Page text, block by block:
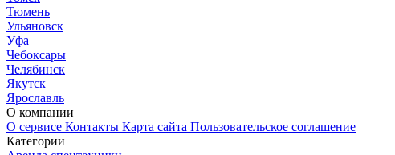
Тюмень
Ульяновск
Уфа
Чебоксары
Челябинск
Якутск
Ярославль
О компании
О сервисе Контакты Карта сайта Пользовательское соглашение
Категории